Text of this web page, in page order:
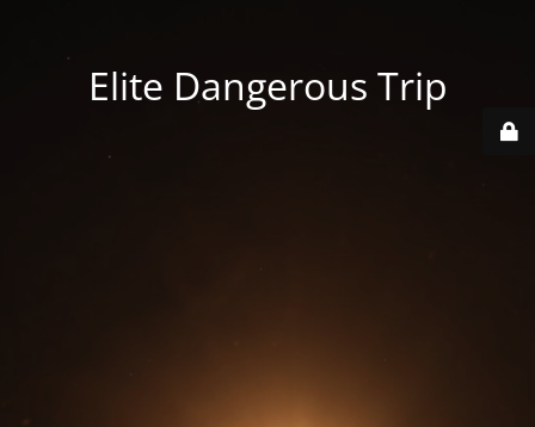
Elite Dangerous Trip